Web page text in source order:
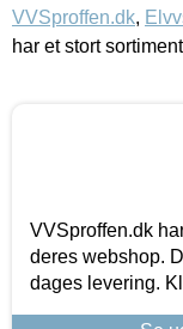
VVSproffen.dk,
har et stort
VVSproffen.dk
deres webshop.
dages levering.